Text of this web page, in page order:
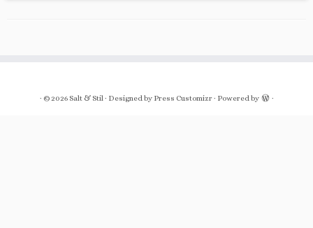
· © 2026 Salt & Stil· Designed by Press Customizr· Powered by ·